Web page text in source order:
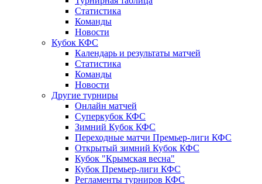
Статистика
Команды
Новости
Кубок КФС
Календарь и результаты матчей
Статистика
Команды
Новости
Другие турниры
Онлайн матчей
Суперкубок КФС
Зимний Кубок КФС
Переходные матчи Премьер-лиги КФС
Открытый зимний Кубок КФС
Кубок "Крымская весна"
Кубок Премьер-лиги КФС
Регламенты турниров КФС